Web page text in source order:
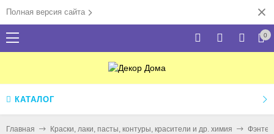
Полная версия сайта
0
КАТАЛОГ
Главная Краски, лаки, пасты, контуры, красители и др. химия